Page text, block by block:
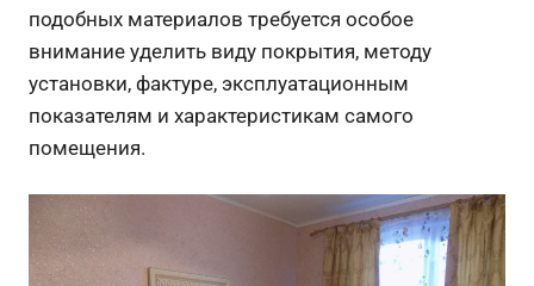
подобных материалов требуется особое
внимание уделить виду покрытия, методу
установки, фактуре, эксплуатационным
показателям и характеристикам самого
помещения.